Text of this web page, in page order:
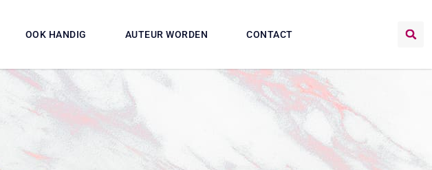
OOK HANDIG AUTEUR WORDEN CONTACT